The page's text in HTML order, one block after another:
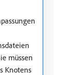
müssen
Knotens